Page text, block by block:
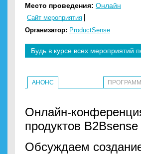
Место проведения: Онлайн
Сайт мероприятия
Организатор: ProductSense
Будь в курсе всех мероприятий
АНОНС
Онлайн-
продуктов
Обсуждаем